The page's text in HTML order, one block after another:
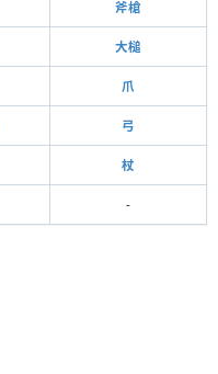
斧槍
大槌
爪
弓
杖
-